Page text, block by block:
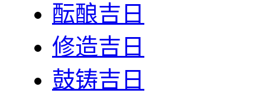
酝酿吉日
修造吉日
鼓铸吉日